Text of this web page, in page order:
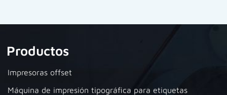
Productos
Impresoras offset
Máquina de impresión tipográfica para etiquetas